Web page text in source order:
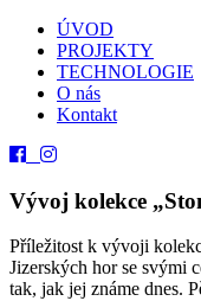
ÚVOD
PROJEKTY
TECHNOLOGIE
O nás
Kontakt
Vývoj kolekce
Příležitost k vývoji
Jizerských horse svými
tak, jak jej známe dnes.